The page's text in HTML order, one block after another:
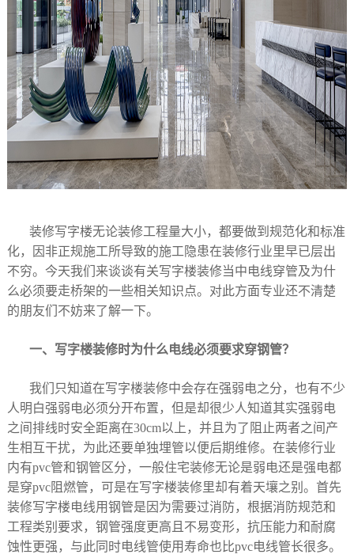
装修写字楼无论装修工程量大小，都要做到规范化和标准
化，因非正规施工所导致的施工隐患在装修行业里早已层出
不穷。今天我们来谈谈有关写字楼装修当中电线穿管及为什
么必须要走桥架的一些相关知识点。对此方面专业还不清楚
的朋友们不妨来了解一下。
一、 写字楼装修时为什么电线必须要求穿钢管？
我们只知道在写字楼装修中会存在强弱电之分，也有不少
人明白强弱电必须分开布置，但是却很少人知道其实强弱电
之间排线时安全距离在30cm以上，并且为了阻止两者之间产
生相互干扰，为此还要单独埋管以便后期维修。在装修行业
内有pvc管和钢管区分，一般住宅装修无论是弱电还是强电都
是穿pvc阻燃管，可是在写字楼装修里却有着天壤之别。首先
装修写字楼电线用钢管是因为需要过消防，根据消防规范和
工程类别要求，钢管强度更高且不易变形，抗压能力和耐腐
蚀性更强，与此同时电线管使用寿命也比pvc电线管长很多。